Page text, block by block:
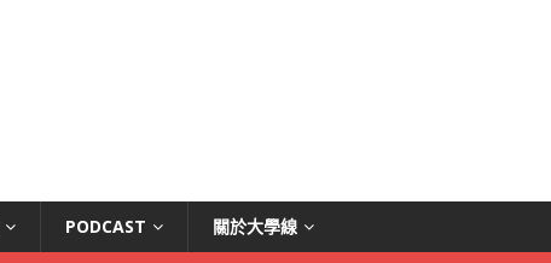
PODCAST 關於大學線